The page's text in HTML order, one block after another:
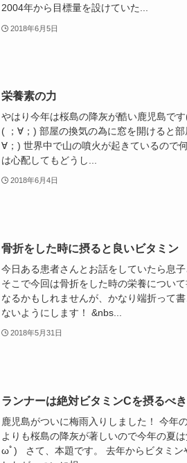
2004年から目標量を設けていた...
2018年6月5日
栄養素の力
やはり今年は桜島の降灰が酷い鹿児島で
( ；∀；) 部屋の換気の為に窓を開けると
∀；) 世界中で山の噴火が起きているので
は心配してもどうし...
2018年6月4日
骨折をした時に摂ると良いビタミン
今日ある患者さんとお話をしていたら息
そこで今回は骨折をした時の栄養につい
なるかもしれませんが、かなり端折って
ないようにします！ &nbs...
2018年5月31日
ランナーは絶対ビタミンCを摂るべき
鹿児島がついに梅雨入りしました！ 今年
よりも桜島の降灰が著しいので今年の夏
ωﾟ) さて、本題です。 去年からビタミン